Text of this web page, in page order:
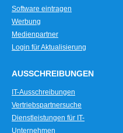
Software eintragen
Werbung
Medienpartner
Login für Aktualisierung
AUSSCHREIBUNGEN
IT-Ausschreibungen
Vertriebspartnersuche
Dienstleistungen für IT-
Unternehmen